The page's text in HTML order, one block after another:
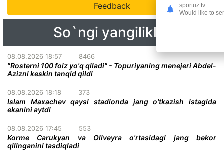
Feedback
So`ngi yangiliklar
08.08.2026 18:57 8466
"Rosterni 100 foiz yo'q qiladi" - Topuriyaning menejeri Abdel-
Azizni keskin tanqid qildi
08.08.2026 18:18 373
Islam Maxachev qaysi stadionda jang o'tkazish istagida
ekanini aytdi
08.08.2026 17:45 553
Korme Carukyan va Oliveyra o'rtasidagi jang bekor
qilinganini tasdiqladi
sportuz.tv
Would like to